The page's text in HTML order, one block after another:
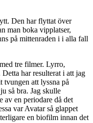
Den har flyttat över
man boka vipplatser,
på mittenraden i i alla fall
tre filmer. Lyrro,
har resulterat i att jag
tvungen att lyssna på
så bra. Jag skulle
av en periodare då det
var Avatar så glappet
en biofilm innan det